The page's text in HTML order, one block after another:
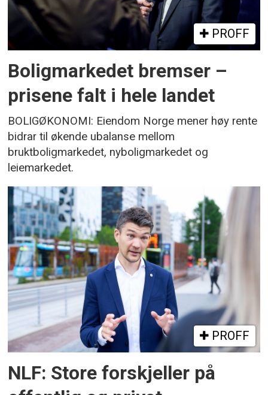
PROFF
Boligmarkedet bremser –
prisene falt i hele landet
BOLIGØKONOMI: Eiendom Norge mener høy rente
bidrar til økende ubalanse mellom
bruktboligmarkedet, nyboligmarkedet og
leiemarkedet.
PROFF
NLF: Store forskjeller på